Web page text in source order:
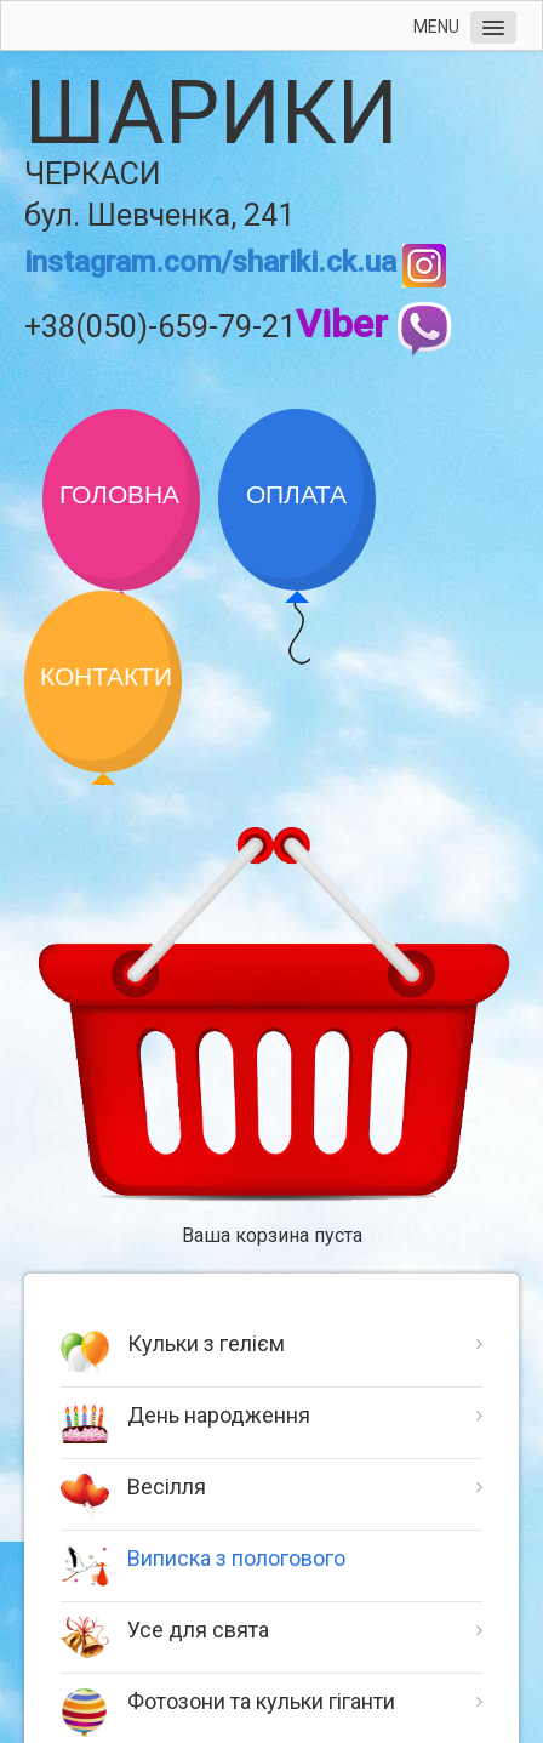
MENU
ШАРИКИ
ЧЕРКАСИ
бул. Шевченка, 241
instagram.com/shariki.ck.ua
+38(050)-659-79-21Viber
ГОЛОВНА ОПЛАТА
КОНТАКТИ
Ваша корзина пуста
Кульки з гелієм
День народження
Весілля
Виписка з пологового
Усе для свята
Фотозони та кульки гіганти